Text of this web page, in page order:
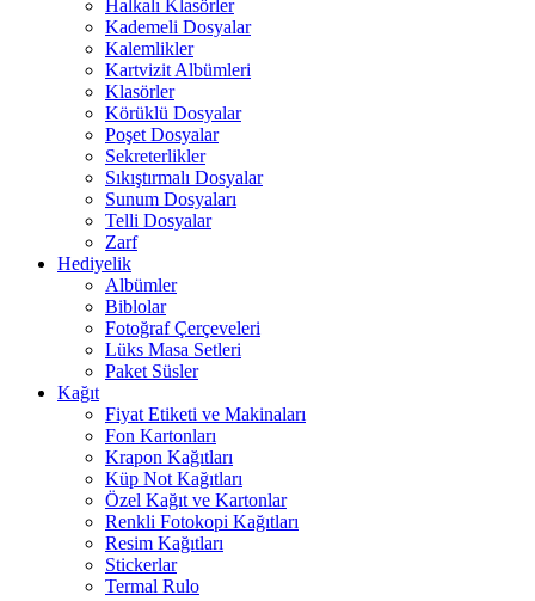
Halkalı Klasörler
Kademeli Dosyalar
Kalemlikler
Kartvizit Albümleri
Klasörler
Körüklü Dosyalar
Poşet Dosyalar
Sekreterlikler
Sıkıştırmalı Dosyalar
Sunum Dosyaları
Telli Dosyalar
Zarf
Hediyelik
Albümler
Biblolar
Fotoğraf Çerçeveleri
Lüks Masa Setleri
Paket Süsler
Kağıt
Fiyat Etiketi ve Makinaları
Fon Kartonları
Krapon Kağıtları
Küp Not Kağıtları
Özel Kağıt ve Kartonlar
Renkli Fotokopi Kağıtları
Resim Kağıtları
Stickerlar
Termal Rulo